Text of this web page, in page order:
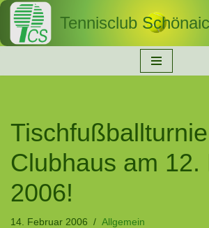
Zum
Tennisclub
Clubhaus am 12.
2006!
14. Februar 2006 Allgemein